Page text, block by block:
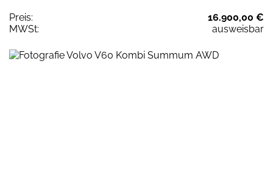
Preis:
16.900,00 €
MWSt:
ausweisbar